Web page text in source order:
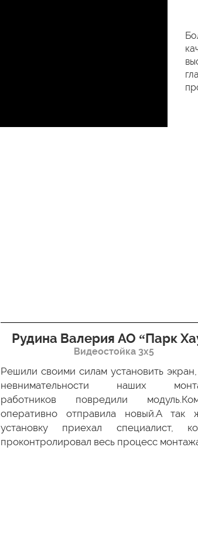
Рудина Валерия АО “Парк
Видеостойка 3х5
Решили своими силам установить
невнимательности наших
работников повредили
оперативно отправила новый.А так
установку приехал специалист,
проконтролировал весь процесс